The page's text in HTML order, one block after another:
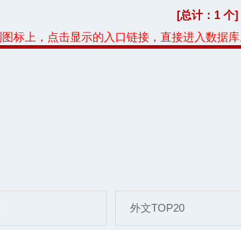
[总计：1 个]
标上，点击显示的入口链接，直接进入数据
外文TOP20